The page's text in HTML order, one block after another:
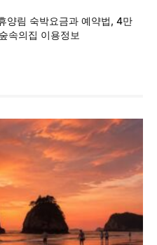
양림 숙박요금과 예약법, 4만
속의집 이용정보